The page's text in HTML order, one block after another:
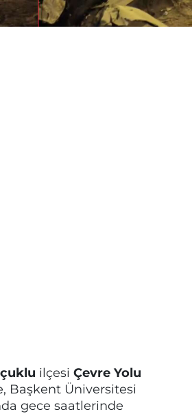
ilçesi Çevre Yolu
Başkent Üniversitesi
gece saatlerinde